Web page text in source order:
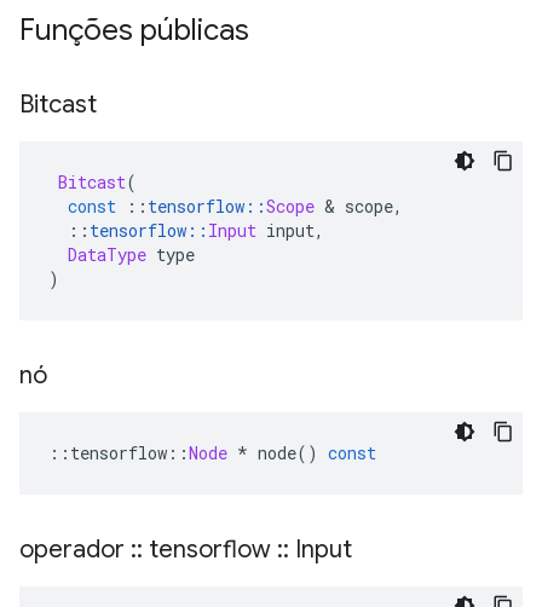
Funções públicas
Bitcast
Bitcast(
const
:: tensorflow ::Scope & scope,
:: tensorflow :: Input input,
DataType type
)
nó
:: tensorflow ::Node * node() const
operador :: tensorflow :: Input